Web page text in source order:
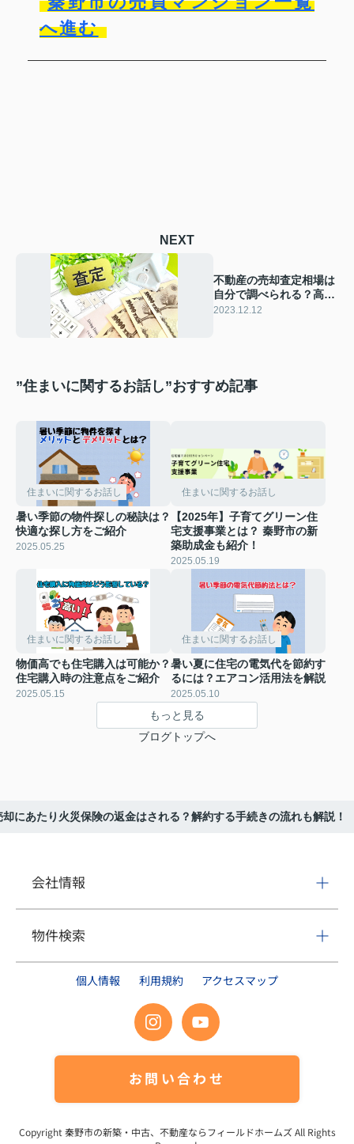
へ進む
NEXT
不動産の売却査定相場は
自分で調べられる？高く
売る方法も解説
2023.12.12
”住まいに関するお話し”おすすめ記事
住まいに関するお話し
暑い季節の物件探しの秘訣は？
快適な探し方をご紹介
2025.05.25
住まいに関するお話し
【2025年】子育てグリーン住
宅支援事業とは？ 秦野市の新
築助成金も紹介！
2025.05.19
住まいに関するお話し
物価高でも住宅購入は可能か？
住宅購入時の注意点をご紹介
2025.05.15
住まいに関するお話し
暑い夏に住宅の電気代を節約す
るには？エアコン活用法を解説
2025.05.10
もっと見る
ブログトップへ
にあたり火災保険の返金はされる？解約する手続きの流れも解説！
会社情報
物件検索
個人情報 利用規約 アクセスマップ
お問い合わせ
Copyright 秦野市の新築・中古、不動産ならフィールドホームズAll Rights